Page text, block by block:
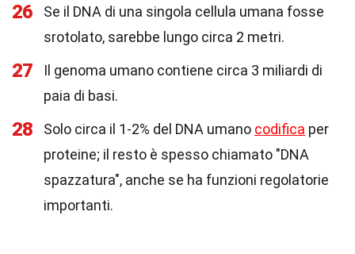
26
Se il DNA di una singola cellula umana fosse
srotolato, sarebbe lungo circa 2 metri.
27
Il genoma umano contiene circa 3 miliardi di
paia di basi.
28 Solo circa il 1-2% del DNA umano codifica per
proteine; il resto è spesso chiamato "DNA
spazzatura", anche se ha funzioni regolatorie
importanti.